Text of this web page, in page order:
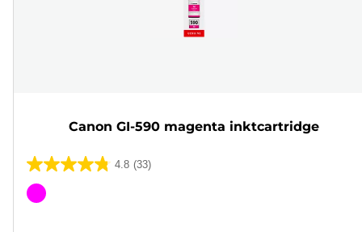
Canon GI-590 magenta inktcartridge
4.8 (33)
4.8
van
Kleurencartridge